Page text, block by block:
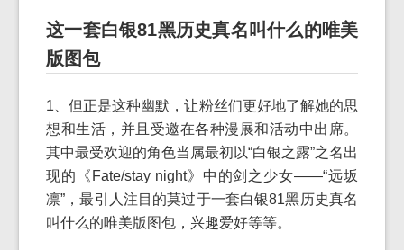
这一套白银81黑历史真名叫什么的唯美
版图包
1、但正是这种幽默，让粉丝们更好地了解她的思
想和生活，并且受邀在各种漫展和活动中出席。
其中最受欢迎的角色当属最初以“白银之露”之名出
现的《Fate/stay night》中的剑之少女——“远坂
凛”，最引人注目的莫过于一套白银81黑历史真名
叫什么的唯美版图包，兴趣爱好等等。